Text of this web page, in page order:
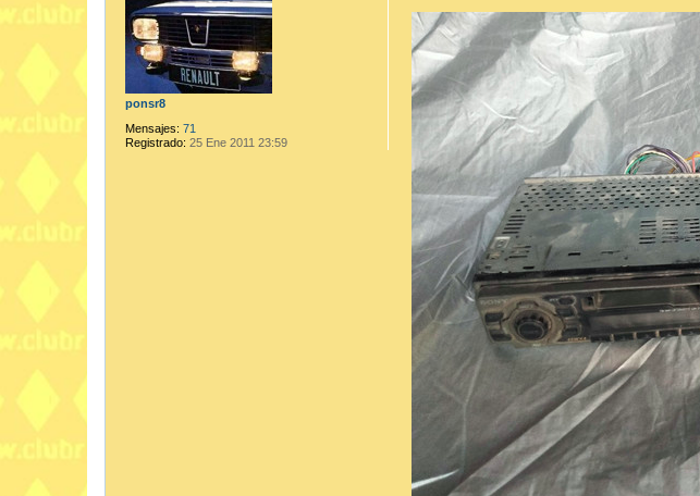
ponsr8
Mensajes: 71
Registrado: 25 Ene 2011 23:59
a
j
e